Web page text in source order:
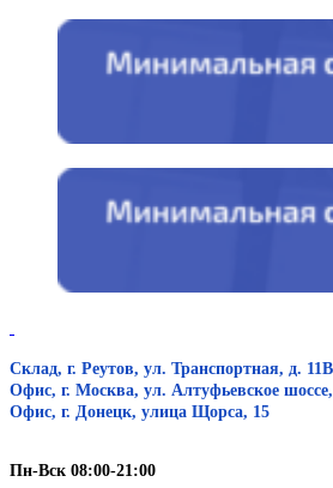
Склад, г. Реутов, ул. Транспортная, д. 11В
Офис, г. Москва, ул. Алтуфьевское
Офис, г. Донецк, улица Щорса, 15
Пн-Вск 08:00-21:00